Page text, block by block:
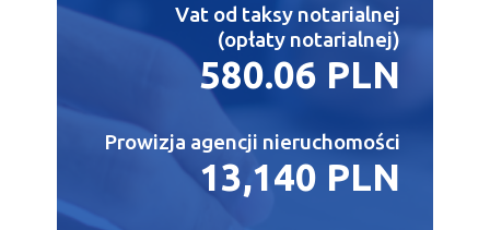
Vat od taksy notarialnej
(opłaty notarialnej)
580.06 PLN
Prowizja agencji nieruchomości
13,140 PLN